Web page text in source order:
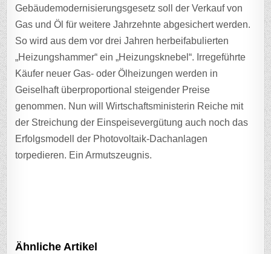
Gebäudemodernisierungsgesetz soll der Verkauf von
Gas und Öl für weitere Jahrzehnte abgesichert werden.
So wird aus dem vor drei Jahren herbeifabulierten
„Heizungshammer“ ein „Heizungsknebel“. Irregeführte
Käufer neuer Gas- oder Ölheizungen werden in
Geiselhaft überproportional steigender Preise
genommen. Nun will Wirtschaftsministerin Reiche mit
der Streichung der Einspeisevergütung auch noch das
Erfolgsmodell der Photovoltaik-Dachanlagen
torpedieren. Ein Armutszeugnis.
Ähnliche Artikel